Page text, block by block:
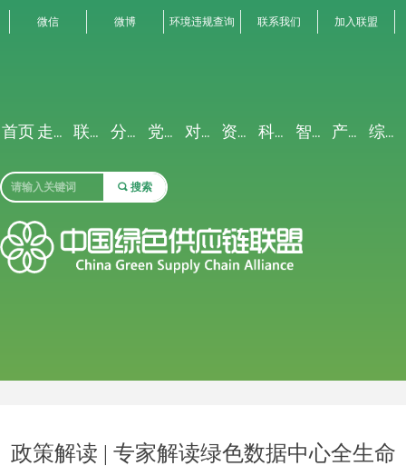
首页 走进联盟 联盟动态 分析解读 党建专栏 对外交流 资源禀赋 科研创新 智能聚合 产业生态 综合服务
끠 搜索
微信 微博 环境违规查询 联系我们 加入联盟
政策解读 | 专家解读绿色数据中心全生命